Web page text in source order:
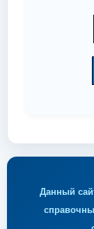
Данный